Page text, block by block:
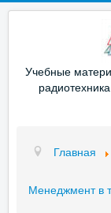
Учебные
Главная
Менеджмент в